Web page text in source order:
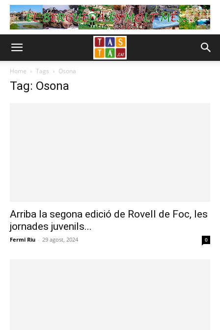
Home Tags Osona
Tag: Osona
Arriba la segona edició de Rovell de Foc, les
jornades juvenils...
Fermi Riu - 29 agost, 2024 0